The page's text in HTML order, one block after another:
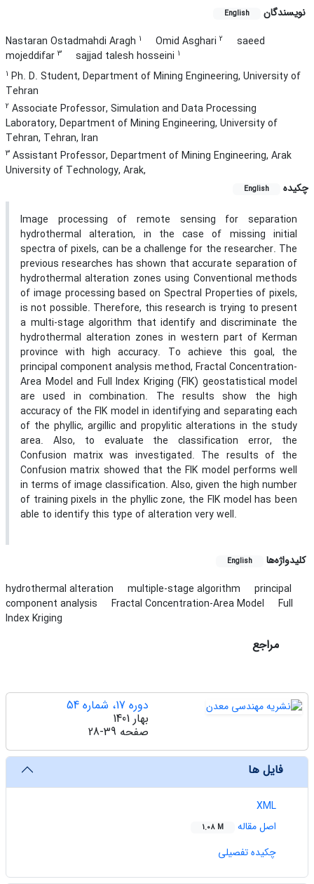
نویسندگان English
Nastaran Ostadmahdi Aragh 1 Omid Asghari 2
saeed
mojeddifar 3 sajjad talesh hosseini 1
1 Ph. D. Student, Department of Mining Engineering, University of
Tehran
2 Associate Professor, Simulation and Data Processing
Laboratory, Department of Mining Engineering, University of
Tehran, Tehran, Iran
3 Assistant Professor, Department of Mining Engineering, Arak
University of Technology, Arak,
چکیده
English
Image processing of remote sensing for separation
hydrothermal alteration, in the case of missing initial
spectra of pixels, can be a challenge for the researcher. The
previous researches has shown that accurate separation of
hydrothermal alteration zones using Conventional methods
of image processing based on Spectral Properties of pixels,
is not possible. Therefore, this research is trying to present
a multi-stage algorithm that identify and discriminate the
hydrothermal alteration zones in western part of Kerman
province with high accuracy. To achieve this goal, the
principal component analysis method, Fractal Concentration-
Area Model and Full Index Kriging (FIK) geostatistical model
are used in combination. The results show the high
accuracy of the FIK model in identifying and separating each
of the phyllic, argillic and propylitic alterations in the study
area. Also, to evaluate the classification error, the
Confusion matrix was investigated. The results of the
Confusion matrix showed that the FIK model performs well
in terms of image classification. Also, given the high number
of training pixels in the phyllic zone, the FIK model has been
able to identify this type of alteration very well.
کلیدواژه‌ها English
hydrothermal alteration multiple-stage algorithm
principal
component analysis
Fractal Concentration-Area Model
Full
Index Kriging
مراجع
دوره 17، شماره 54
بهار 1401
صفحه 28-39
فایل ها
XML
اصل مقاله
1.08 M
چکیده تفصیلی